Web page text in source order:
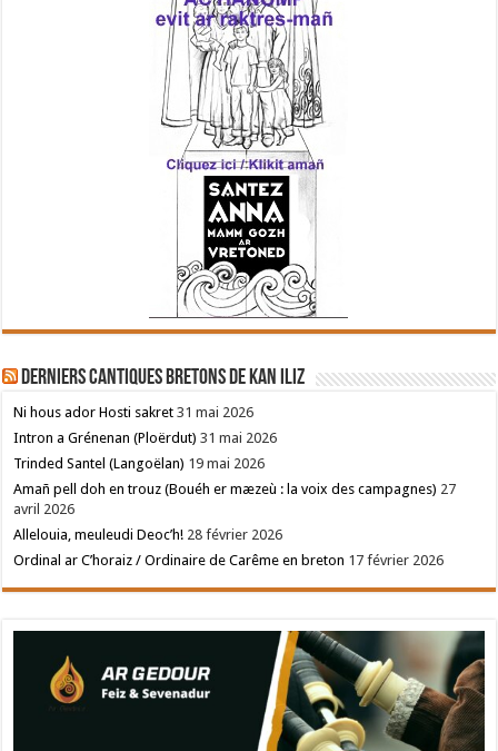
Derniers cantiques bretons de Kan Iliz
Ni hous ador Hosti sakret 31 mai 2026
Intron a Grénenan (Ploërdut) 31 mai 2026
Trinded Santel (Langoëlan) 19 mai 2026
Amañ pell doh en trouz (Bouéh er mæzeù : la voix des campagnes) 27
avril 2026
Allelouia, meuleudi Deoc’h! 28 février 2026
Ordinal ar C’horaiz / Ordinaire de Carême en breton 17 février 2026